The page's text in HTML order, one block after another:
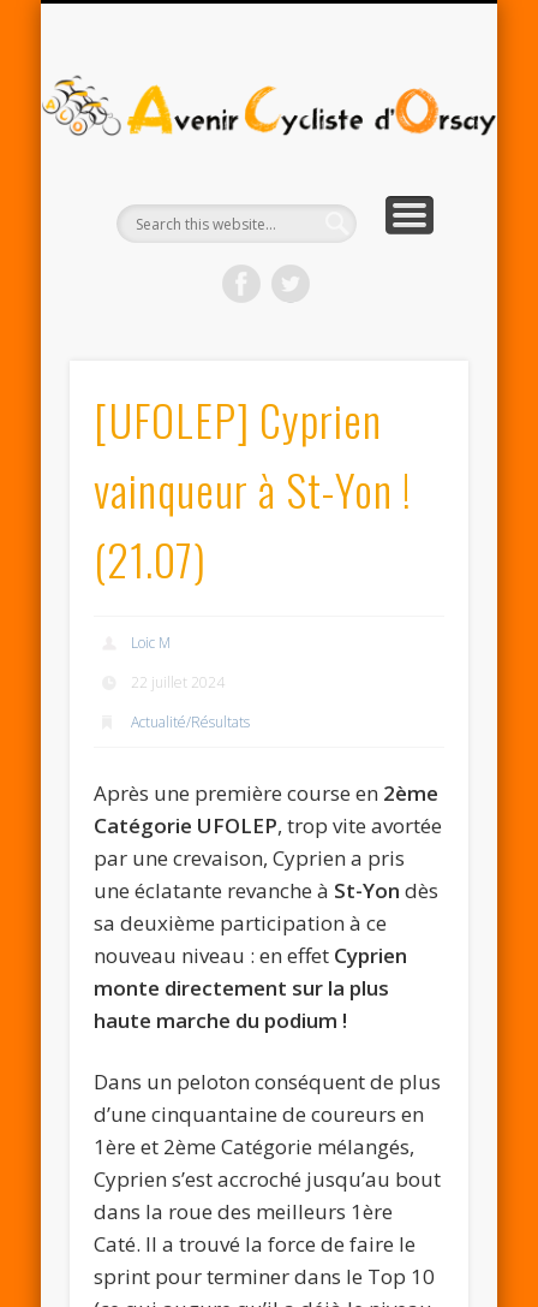
[UFOLEP] Cyprien
vainqueur à St-Yon !
(21.07)
Loic M
22 juillet 2024
Actualité/Résultats
Après une première course en 2ème
Catégorie UFOLEP, trop vite avortée
par une crevaison, Cyprien a pris
une éclatante revanche à St-Yon dès
sa deuxième participation à ce
nouveau niveau : en effet Cyprien
monte directement sur la plus
haute marche du podium !
Dans un peloton conséquent de plus
d’une cinquantaine de coureurs en
1ère et 2ème Catégorie mélangés,
Cyprien s’est accroché jusqu’au bout
dans la roue des meilleurs 1ère
Caté. Il a trouvé la force de faire le
sprint pour terminer dans le Top 10